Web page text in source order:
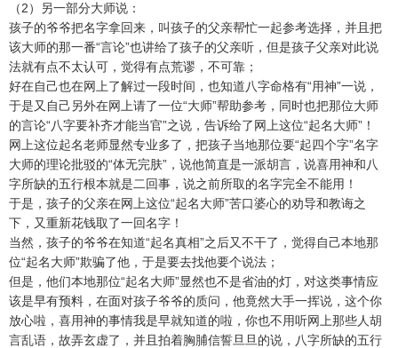
（2）另一部分大师说：
孩子的爷爷把名字拿回来，叫孩子的父亲帮忙一起参考选择，并且把
该大师的那一番“言论”也讲给了孩子的父亲听，但是孩子父亲对此说
法就有点不太认可，觉得有点荒谬，不可靠；
好在自己也在网上了解过一段时间，也知道八字命格有“用神”一说，
于是又自己另外在网上请了一位“大师”帮助参考，同时也把那位大师
的言论“八字要补齐才能当官”之说，告诉给了网上这位“起名大师”！
网上这位起名老师显然专业多了，把孩子当地那位要“起四个字”名字
大师的理论批驳的“体无完肤”，说他简直是一派胡言，说喜用神和八
字所缺的五行根本就是二回事，说之前所取的名字完全不能用！
于是，孩子的父亲在网上这位“起名大师”苦口婆心的劝导和教诲之
下，又重新花钱取了一回名字！
当然，孩子的爷爷在知道“起名真相”之后又不干了，觉得自己本地那
位“起名大师”欺骗了他，于是要去找他要个说法；
但是，他们本地那位“起名大师”显然也不是省油的灯，对这类事情应
该是早有预料，在面对孩子爷爷的质问，他竟然大手一挥说，这个你
放心啦，喜用神的事情我是早就知道的啦，你也不用听网上那些人胡
言乱语，故弄玄虚了，并且拍着胸脯信誓旦旦的说，八字所缺的五行